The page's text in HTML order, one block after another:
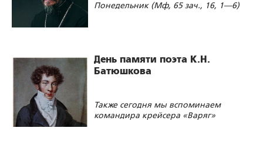
постсоветских стран
Понедельник (Мф, 65 зач., 16, 1—6)
День памяти поэта К.Н.
Батюшкова
Также сегодня мы вспоминаем
командира крейсера «Варяг»